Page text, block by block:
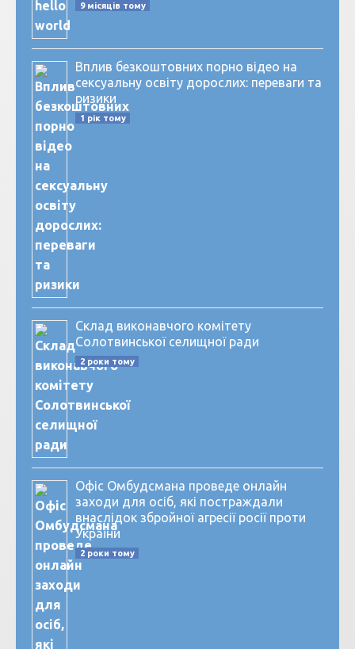
9 місяців тому
Вплив безкоштовних порно відео на
сексуальну освіту дорослих: переваги та
ризики
1 рік тому
Склад виконавчого комітету
Солотвинської селищної ради
2 роки тому
Офіс Омбудсмана проведе онлайн
заходи для осіб, які постраждали
внаслідок збройної агресії росії проти
України
2 роки тому